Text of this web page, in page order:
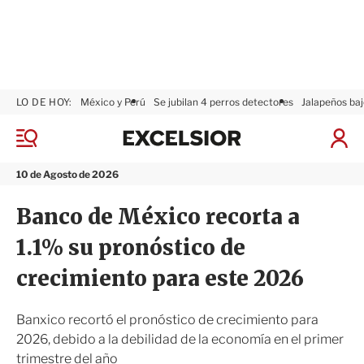
M
n
10 de Agosto de 2026
LO DE HOY: México y Perú Se jubilan 4 perros detectores Jalapeños
I
x
i
r
Banco de México recorta a
1.1% su pronóstico de
crecimiento para este 2026
Banxico recortó el pronóstico de crecimiento para
2026, debido a la debilidad de la economía en el primer
trimestre del año